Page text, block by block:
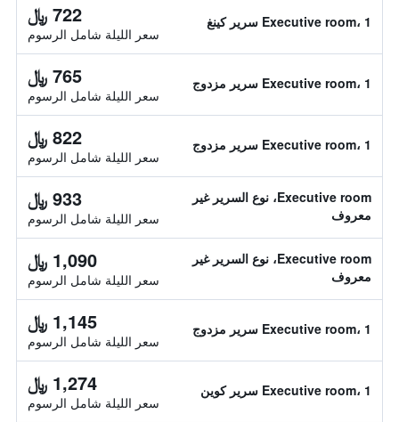
Executive room، 1 سرير كينغ 722 ﷼
سعر الليلة شامل الرسوم
Executive room، 1 سرير مزدوج 765 ﷼
سعر الليلة شامل الرسوم
Executive room، 1 سرير مزدوج 822 ﷼
سعر الليلة شامل الرسوم
Executive room، نوع السرير غير
معروف
933 ﷼
سعر الليلة شامل الرسوم
Executive room، نوع السرير غير
معروف
1,090 ﷼
سعر الليلة شامل الرسوم
Executive room، 1 سرير مزدوج 1,145 ﷼
سعر الليلة شامل الرسوم
Executive room، 1 سرير كوين 1,274 ﷼
سعر الليلة شامل الرسوم